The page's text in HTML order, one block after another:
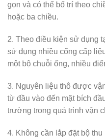
gọn và có thể bố trí theo
hoặc ba chiều.
2. Theo điều kiện sử dụng
sử dụng nhiều cổng cấp
một bộ chuỗi ống, nhiều
3. Nguyên liệu thô được
từ đầu vào đến mặt bích
trường trong quá trình vận
4. Không cần lắp đặt bộ